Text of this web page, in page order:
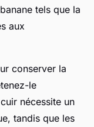
tels que la
aux
conserver la
le
nécessite un
tandis que les